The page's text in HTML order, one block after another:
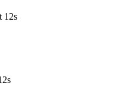
12s